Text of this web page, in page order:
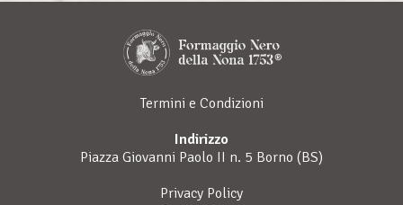
Termini e Condizioni
Indirizzo
Piazza Giovanni Paolo II n. 5 Borno (BS)
Privacy Policy